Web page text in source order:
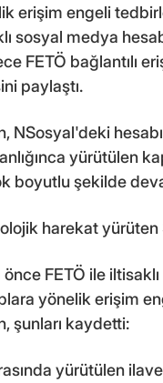
erişim engeli
sosyal medya
FETÖ bağlantılı
paylaştı.
NSosyal'deki
yürütülen
boyutlu şekilde
harekat yürüten
önce FETÖ ile
yönelik erişim
şunları kaydetti:
yürütülen